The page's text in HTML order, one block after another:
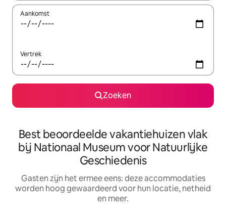
Aankomst
Vertrek
Zoeken
Best beoordeelde vakantiehuizen vlak
bij Nationaal Museum voor Natuurlijke
Geschiedenis
Gasten zijn het ermee eens: deze accommodaties
worden hoog gewaardeerd voor hun locatie, netheid
en meer.